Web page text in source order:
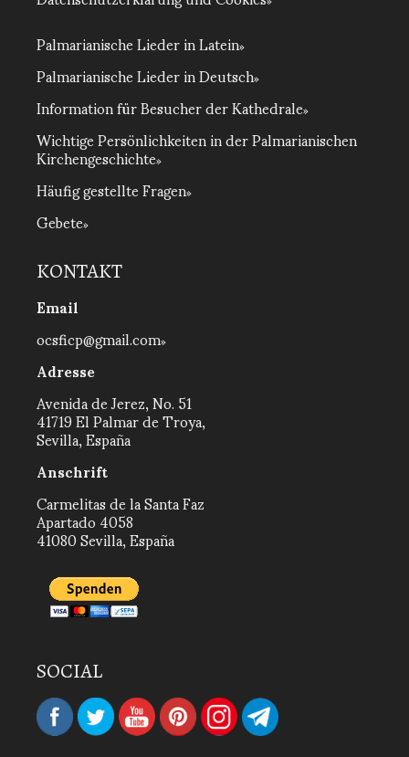
Palmarianische Lieder in Latein
Palmarianische Lieder in Deutsch
Information für Besucher der Kathedrale
Wichtige Persönlichkeiten in der Palmarianischen
Kirchengeschichte
Häufig gestellte Fragen
Gebete
KONTAKT
Email
ocsficp@gmail.com
Adresse
Avenida de Jerez, No. 51
41719 El Palmar de Troya,
Sevilla, España
Anschrift
Carmelitas de la Santa Faz
Apartado 4058
41080 Sevilla, España
SOCIAL